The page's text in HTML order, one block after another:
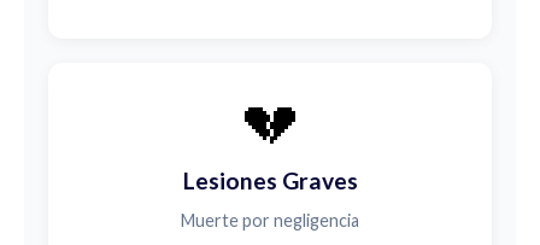
💔
Lesiones Graves
Muerte por negligencia